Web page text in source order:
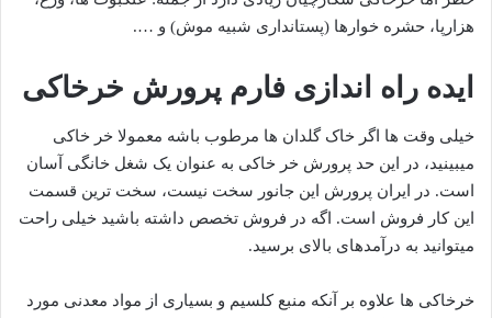
هزارپا، حشره خوارها (پستانداری شبیه موش) و ….
ایده راه اندازی فارم پرورش خرخاکی
خیلی وقت ها اگر خاک گلدان ها مرطوب باشه معمولا خر خاکی
میبینید، در این حد پرورش خر خاکی به عنوان یک شغل خانگی آسان
است. در ایران پرورش این جانور سخت نیست، سخت ترین قسمت
این کار فروش است. اگه در فروش تخصص داشته باشید خیلی راحت
میتوانید به درآمدهای بالای برسید.
خرخاکی ها علاوه بر آنکه منبع کلسیم و بسیاری از مواد معدنی مورد